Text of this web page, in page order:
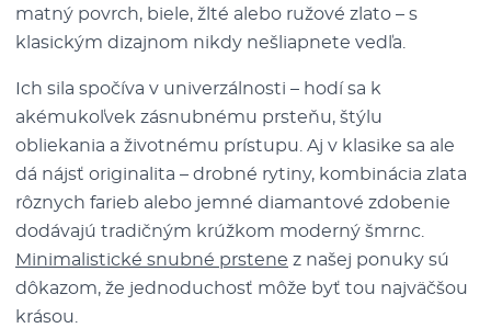
matný povrch, biele, žlté alebo ružové zlato – s
klasickým dizajnom nikdy nešliapnete vedľa.
Ich sila spočíva v univerzálnosti – hodí sa k
akémukoľvek zásnubnému prsteňu, štýlu
obliekania a životnému prístupu. Aj v klasike sa ale
dá nájsť originalita – drobné rytiny, kombinácia zlata
rôznych farieb alebo jemné diamantové zdobenie
dodávajú tradičným krúžkom moderný šmrnc.
Minimalistické snubné prstene z našej ponuky sú
dôkazom, že jednoduchosť môže byť tou najväčšou
krásou.